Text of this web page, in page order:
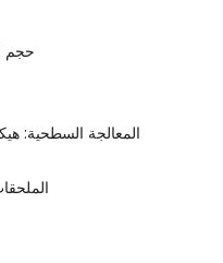
حجم الطاولة:
المعالجة السطحية: